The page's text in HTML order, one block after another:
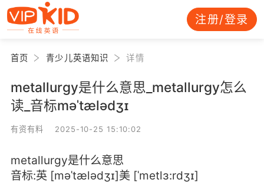
注册/登录
首页 青少儿英语知识 详情
metallurgy是什么意思_metallurgy怎么
读_音标məˈtælədʒɪ
有资有料 2025-10-25 15:10:02
metallurgy是什么意思
音标:英 [məˈtælədʒɪ]美 [ˈmetlɜ:rdʒɪ]